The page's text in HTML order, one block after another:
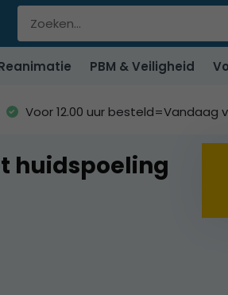
PBM & Veiligheid
Voor 12.00 uur besteld=Vandaag
huidspoeling